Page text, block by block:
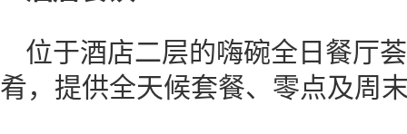
位于酒店二层的嗨碗全日餐厅
肴，提供全天候套餐、零点及周